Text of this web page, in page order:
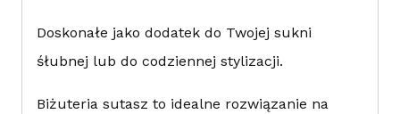
Doskonałe jako dodatek do Twojej sukni
śłubnej lub do codziennej stylizacji.
Biżuteria sutasz to idealne rozwiązanie na